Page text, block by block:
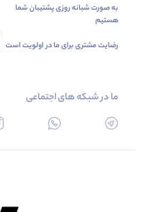
به صورت شبانه روزی پشتیبان شما
هستیم
رضایت مشتری برای ما در اولویت است
ما در شبکه های اجتماعی